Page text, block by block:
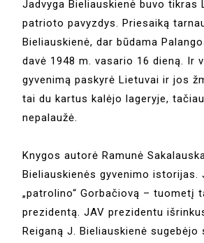
Jadvyga Bieliauskienė buvo tikras
patrioto pavyzdys. Priesaiką
Bieliauskienė, dar būdama
davė 1948 m. vasario 16 dieną. Ir
gyvenimą paskyrė Lietuvai ir jos
tai du kartus kalėjo lageryje,
nepalaužė.
Knygos autorė Ramunė
Bieliauskienės gyvenimo istorijas.
„patrolino“ Gorbačiovą – tuometį
prezidentą. JAV prezidentu
Reiganą J. Bieliauskienė